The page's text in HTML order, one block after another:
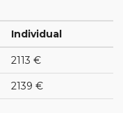
Individual
2113 €
2139 €